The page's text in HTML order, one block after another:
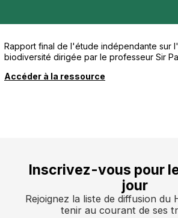
Rapport final de l'étude indépendante sur
biodiversité dirigée par le professeur Sir
Accéder à la ressource
Inscrivez-vous pour
jour
Rejoignez la liste de diffusion du
tenir au courant de ses